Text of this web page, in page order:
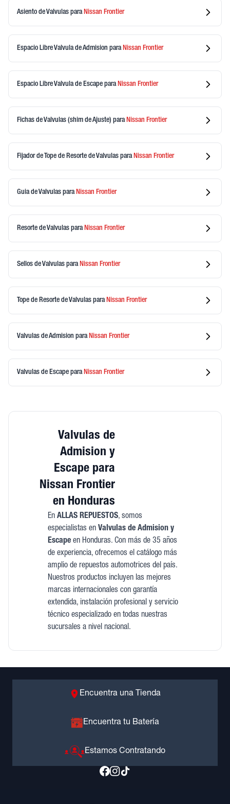
Asiento de Valvulas para Nissan Frontier
Espacio Libre Valvula de Admision para Nissan Frontier
Espacio Libre Valvula de Escape para Nissan Frontier
Fichas de Valvulas (shim de Ajuste) para Nissan Frontier
Fijador de Tope de Resorte de Valvulas para Nissan Frontier
Guia de Valvulas para Nissan Frontier
Resorte de Valvulas para Nissan Frontier
Sellos de Valvulas para Nissan Frontier
Tope de Resorte de Valvulas para Nissan Frontier
Valvulas de Admision para Nissan Frontier
Valvulas de Escape para Nissan Frontier
Valvulas de
Admision y
Escape para
Nissan Frontier
en Honduras
En ALLAS REPUESTOS, somos
especialistas en Valvulas de Admision y
Escapeen Honduras. Con más de 35 años
de experiencia, ofrecemos el catálogo más
amplio de repuestos automotrices del país.
Nuestros productos incluyen las mejores
marcas internacionales con garantía
extendida, instalación profesional y servicio
técnico especializado en todas nuestras
sucursales a nivel nacional.
Encuentra una Tienda
Encuentra tu Batería
Estamos Contratando